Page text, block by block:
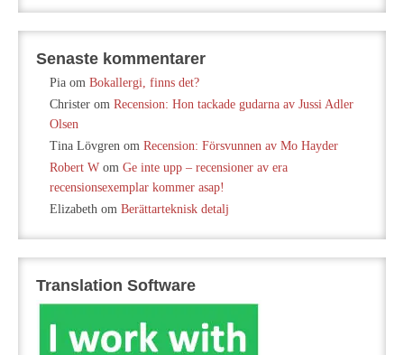
Senaste kommentarer
Pia om Bokallergi, finns det?
Christer om Recension: Hon tackade gudarna av Jussi Adler
Olsen
Tina Lövgren om Recension: Försvunnen av Mo Hayder
Robert W om Ge inte upp – recensioner av era
recensionsexemplar kommer asap!
Elizabeth om Berättarteknisk detalj
Translation Software